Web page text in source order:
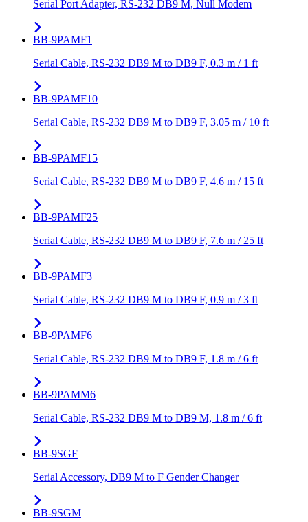
Serial Port Adapter, RS-232 DB9 M, Null Modem
BB-9PAMF1
Serial Cable, RS-232 DB9 M to DB9 F, 0.3 m / 1 ft
BB-9PAMF10
Serial Cable, RS-232 DB9 M to DB9 F, 3.05 m / 10 ft
BB-9PAMF15
Serial Cable, RS-232 DB9 M to DB9 F, 4.6 m / 15 ft
BB-9PAMF25
Serial Cable, RS-232 DB9 M to DB9 F, 7.6 m / 25 ft
BB-9PAMF3
Serial Cable, RS-232 DB9 M to DB9 F, 0.9 m / 3 ft
BB-9PAMF6
Serial Cable, RS-232 DB9 M to DB9 F, 1.8 m / 6 ft
BB-9PAMM6
Serial Cable, RS-232 DB9 M to DB9 M, 1.8 m / 6 ft
BB-9SGF
Serial Accessory, DB9 M to F Gender Changer
BB-9SGM